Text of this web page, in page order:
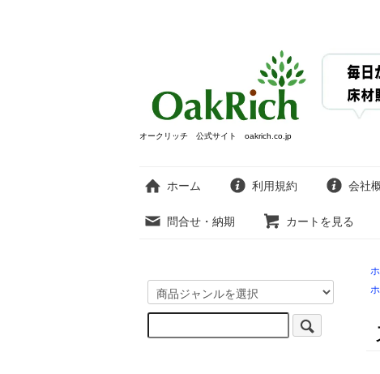
オークリッチ 公式サイト oakrich.co.jp
ホーム 利用規約 会社
問合せ・納期 カートを見る